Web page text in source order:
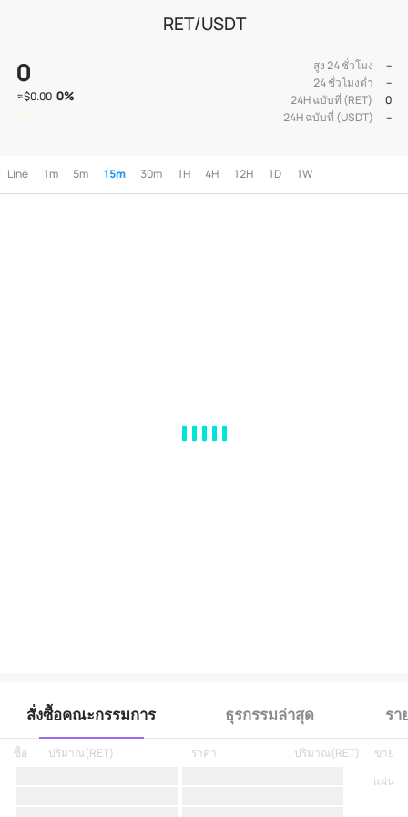
RET/USDT
0
≈$0.00 0%
สูง 24 ชั่วโมง
--
24 ชั่วโมงต่ำ
--
24H ฉบับที่ (RET)
0
24H ฉบับที่ (USDT)
--
Line 1m 5m 15m 30m 1H 4H 12H 1D 1W
สั่งซื้อคณะกรรมการ ธุรกรรมล่าสุด รา
ซื้อ ปริมาณ(RET) ราคา
ขาย
แผ่น
ปริมาณ(RET)